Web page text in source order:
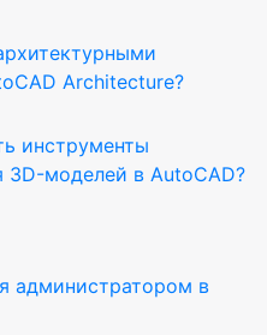
Architecture?
инструменты
3D-моделей в AutoCAD?
администратором в